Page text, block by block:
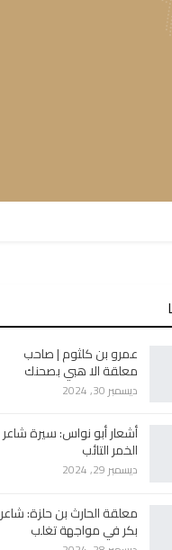
عمرو بن كلثوم | صاحب
معلقة الا هبي بصحنك
ديسمبر 30, 2024
أشعار أبو نواس: سيرة شاعر
الخمر التائب
ديسمبر 29, 2024
معلقة الحارث بن حلزة: شاعر
بكر في مواجهة تغلب